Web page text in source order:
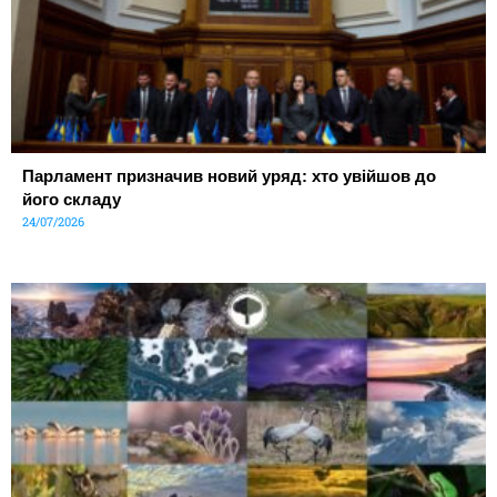
Парламент призначив новий уряд: хто увійшов до
його складу
24/07/2026